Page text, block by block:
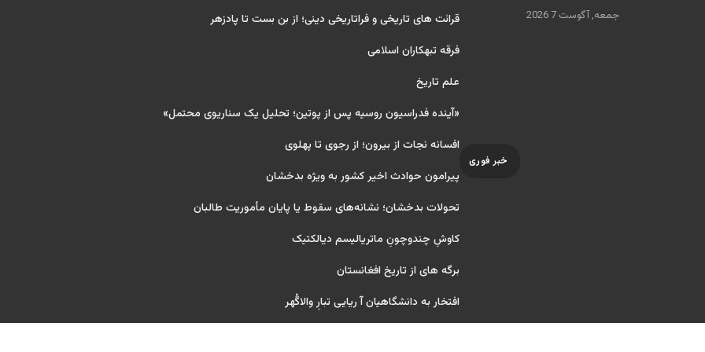
جمعه, آگوست 7 2026
خبر فوری
قرائت های تاریخی و فراتاریخی دینی؛ از بن بست تا پادزهر
فرقه تبهکاران اسلامی
علم تاریخ
«آینده فدراسیون روسیه پس از پوتین؛ تحلیل یک سناریوی محتمل»
افسانه نجات از بیرون؛ از رجوی تا پهلوی
پیرامون حوادث اخیر کشور به ویژه بدخشان
تحولات بدخشان؛ نشانه‌های سقوط یا پایان مأموریت طالبان
کاوشِ چندو‌چونِ ماتریالیسم دیالکتیک
برگه های از تاریخ افغانستان
افتخار به دانشگاهیان آ ریایی تبارِ والاگُهر